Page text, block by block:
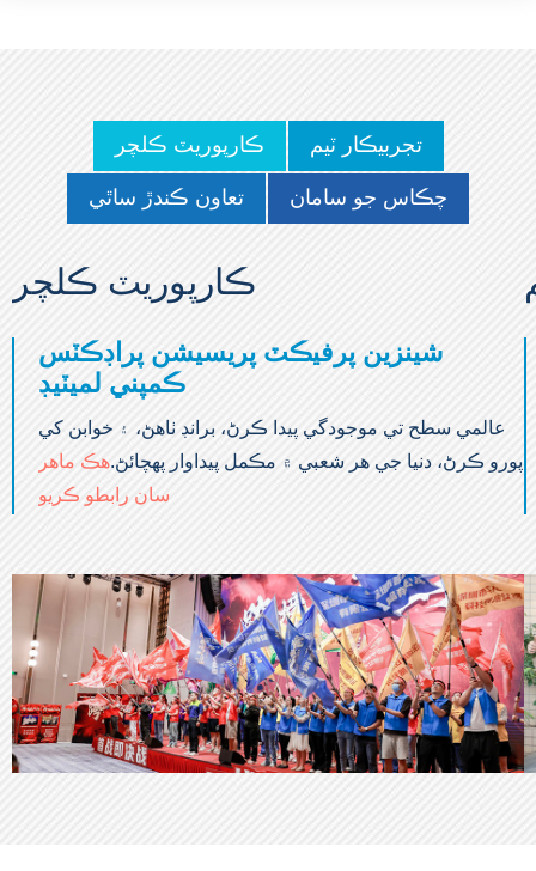
ڪارپوريٽ ڪلچر تجربيڪار ٽيم
تعاون ڪندڙ ساٿي چڪاس جو سامان
ڪارپوريٽ ڪلچر
شينزين پرفيڪٽ پريسيشن پراڊڪٽس
ڪمپني لميٽيڊ
عالمي سطح تي موجودگي پيدا ڪرڻ، برانڊ ٺاهڻ، ۽ خوابن کي
پورو ڪرڻ، دنيا جي هر شعبي ۾ مڪمل پيداوار پهچائڻ.هڪ ماهر
سان رابطو ڪريو